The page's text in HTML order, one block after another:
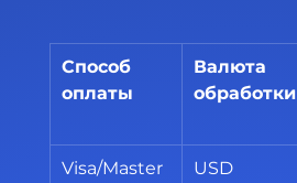
Способ
оплаты
Валюта
обработки
Visa/Master
USD